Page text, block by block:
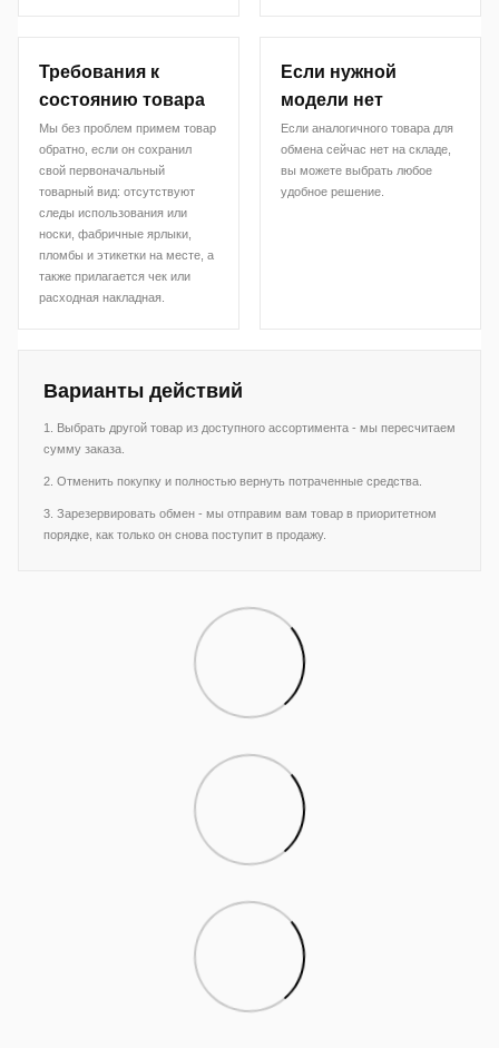
Требования к
состоянию товара
Мы без проблем примем товар
обратно, если он сохранил
свой первоначальный
товарный вид: отсутствуют
следы использования или
носки, фабричные ярлыки,
пломбы и этикетки на месте, а
также прилагается чек или
расходная накладная.
Если нужной
модели нет
Если аналогичного товара для
обмена сейчас нет на складе,
вы можете выбрать любое
удобное решение.
Варианты действий
1. Выбрать другой товар из доступного ассортимента - мы пересчитаем
сумму заказа.
2. Отменить покупку и полностью вернуть потраченные средства.
3. Зарезервировать обмен - мы отправим вам товар в приоритетном
порядке, как только он снова поступит в продажу.